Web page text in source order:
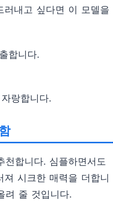
러내고 싶다면 이 모델을
합니다.
랑합니다.
합니다. 심플하면서도
시크한 매력을 더합니
려 줄 것입니다.